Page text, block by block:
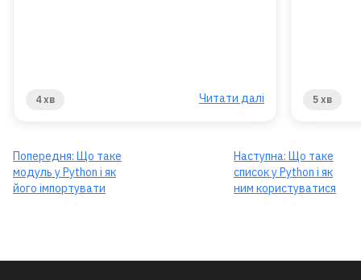
4 хв Читати далі 5 хв
Попередня: Що таке
модуль у Python і як
його імпортувати
Наступна: Що таке
список у Python і як
ним користуватися